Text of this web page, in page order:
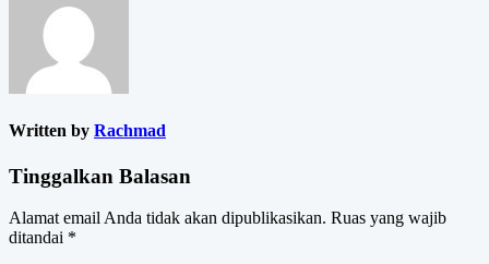
Written by Rachmad
Tinggalkan Balasan
Alamat email Anda tidak akan dipublikasikan. Ruas yang wajib
ditandai *